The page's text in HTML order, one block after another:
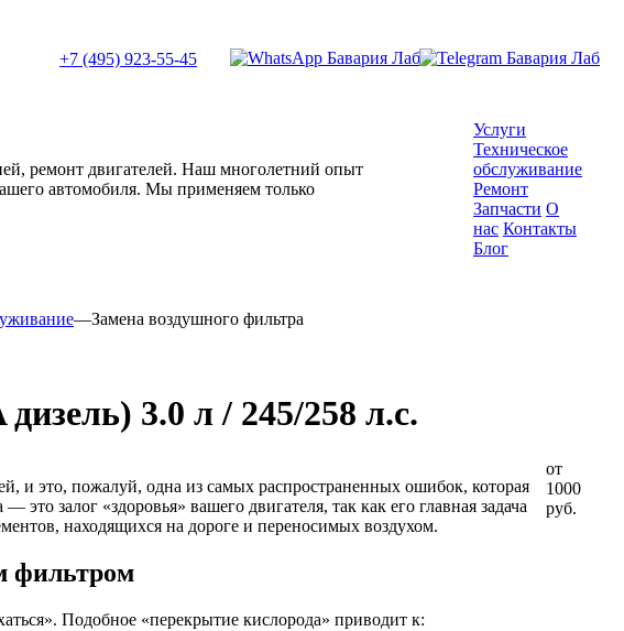
+7 (495) 923-55-45
ремонт двигателей. Наш многолетний опыт
автомобиля. Мы применяем только
Услуги
Техническое
обслуживание
Ремонт
Запчасти О
нас Контакты
Блог
—Замена воздушного фильтра
3.0 л / 245/258 л.с.
и это, пожалуй, одна из самых распространенных ошибок, которая
залог «здоровья» вашего двигателя, так как его главная задача
находящихся на дороге и переносимых воздухом.
фильтром
Подобное «перекрытие кислорода» приводит к:
от
1000
руб.